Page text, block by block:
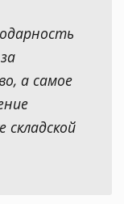
а самое
складской